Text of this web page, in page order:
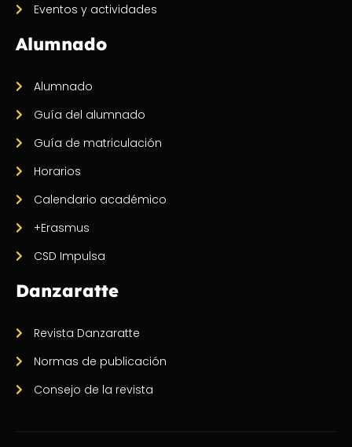
Eventos y actividades
Alumnado
Alumnado
Guía del alumnado
Guía de matriculación
Horarios
Calendario académico
+Erasmus
CSD Impulsa
Danzaratte
Revista Danzaratte
Normas de publicación
Consejo de la revista